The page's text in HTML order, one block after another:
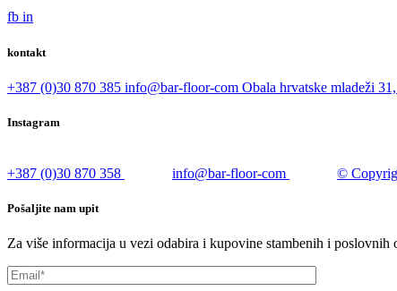
fb in
kontakt
+387 (0)30 870 385 info@bar-floor-com Obala hrvatske mladeži
Instagram
+387 (0)30 870 358 info@bar-floor-com ©
Pošaljite nam upit
Za više informacija u vezi odabira i kupovine stambenih i poslovnih